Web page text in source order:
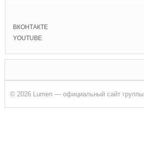
ВКОНТАКТЕ
YOUTUBE
© 2026 Lumen — официальный сайт группы